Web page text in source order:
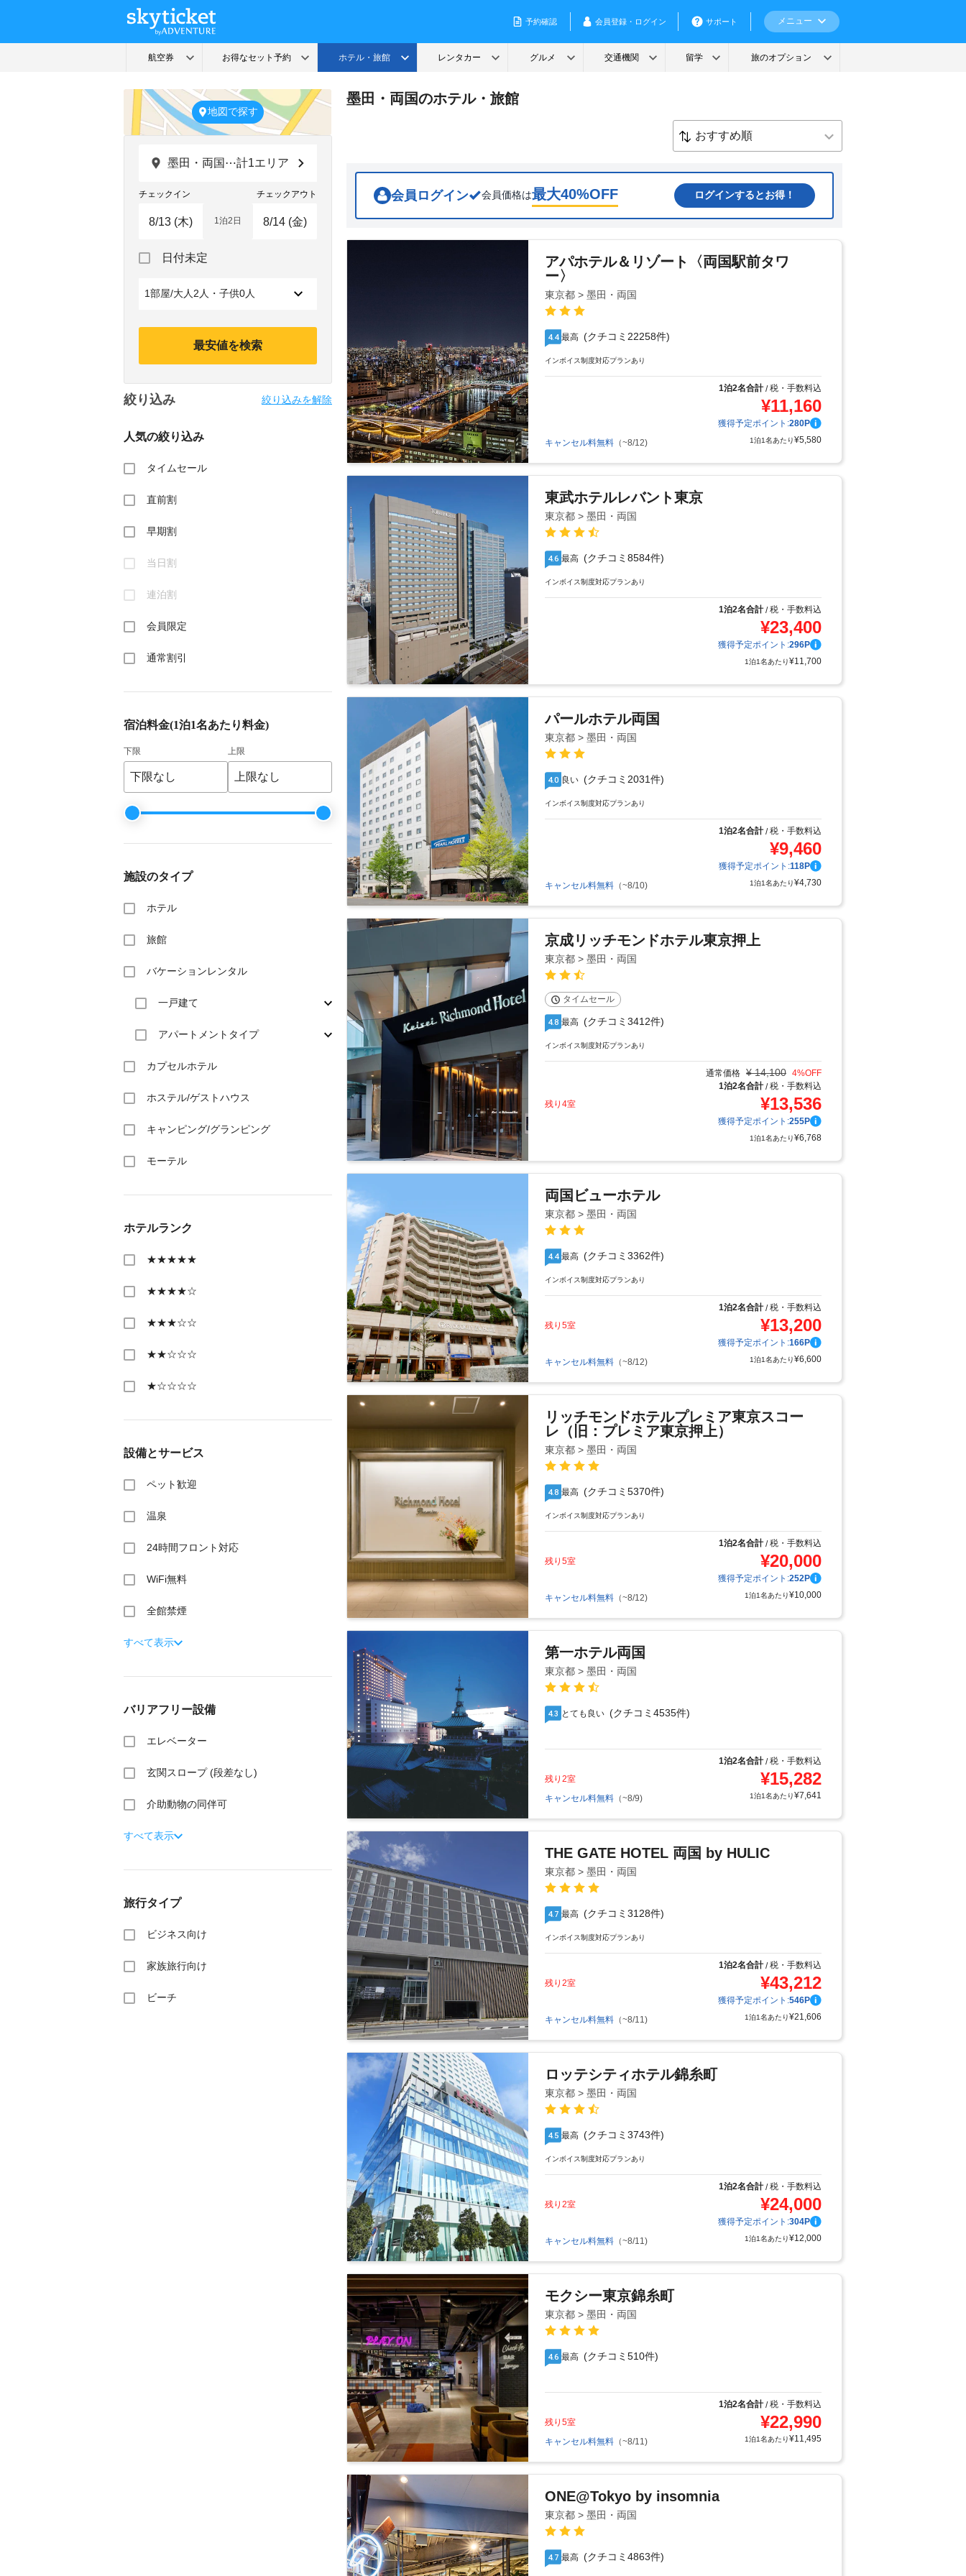
地図で探す
墨田・両国⋯計1エリア
チェックイン チェックアウト
forward
with
a
Press
the
key
get
shortcuts
changing
1泊2日
with
select
Press
the
日付未定
1部屋/大人2人・子供0人
最安値を検索
絞り込み 絞り込みを解除
人気の絞り込み
タイムセール
直前割
早期割
当日割
連泊割
会員限定
通常割引
宿泊料金(1泊1名あたり料金)
下限 上限
施設のタイプ
ホテル
旅館
バケーションレンタル
一戸建て
アパートメントタイプ
カプセルホテル
ホステル/ゲストハウス
キャンピング/グランピング
モーテル
ホテルランク
★★★★★
★★★★☆
★★★☆☆
★★☆☆☆
★☆☆☆☆
設備とサービス
ペット歓迎
温泉
24時間フロント対応
WiFi無料
全館禁煙
すべて表示
バリアフリー設備
エレベーター
玄関スロープ (段差なし)
介助動物の同伴可
すべて表示
旅行タイプ
ビジネス向け
家族旅行向け
ビーチ
墨田・両国のホテル・旅館
会員ログイン 会員価格は最大40%OFF ログインするとお得！
アパホテル＆リゾート〈両国駅前タワ
ー〉
東京都 > 墨田・両国
4.4 最高 (クチコミ22258件)
インボイス制度対応プランあり
1泊2名合計/税・手数料込
¥11,160
獲得予定ポイント:280P
キャンセル料無料 （~8/12) 1泊1名あたり¥5,580
東武ホテルレバント東京
東京都 > 墨田・両国
4.6 最高 (クチコミ8584件)
インボイス制度対応プランあり
1泊2名合計/税・手数料込
¥23,400
獲得予定ポイント:296P
1泊1名あたり¥11,700
パールホテル両国
東京都 > 墨田・両国
4.0 良い (クチコミ2031件)
インボイス制度対応プランあり
1泊2名合計/税・手数料込
¥9,460
獲得予定ポイント:118P
キャンセル料無料 （~8/10) 1泊1名あたり¥4,730
京成リッチモンドホテル東京押上
東京都 > 墨田・両国
タイムセール
4.8 最高 (クチコミ3412件)
インボイス制度対応プランあり
通常価格 ¥ 14,100 4%OFF
1泊2名合計/税・手数料込
残り4室
¥13,536
獲得予定ポイント:255P
1泊1名あたり¥6,768
両国ビューホテル
東京都 > 墨田・両国
4.4 最高 (クチコミ3362件)
インボイス制度対応プランあり
1泊2名合計/税・手数料込
残り5室
¥13,200
獲得予定ポイント:166P
キャンセル料無料 （~8/12) 1泊1名あたり¥6,600
リッチモンドホテルプレミア東京スコー
レ（旧：プレミア東京押上）
東京都 > 墨田・両国
4.8 最高 (クチコミ5370件)
インボイス制度対応プランあり
1泊2名合計/税・手数料込
残り5室
¥20,000
獲得予定ポイント:252P
キャンセル料無料 （~8/12) 1泊1名あたり¥10,000
第一ホテル両国
東京都 > 墨田・両国
4.3 とても良い (クチコミ4535件)
1泊2名合計/税・手数料込
残り2室
¥15,282
キャンセル料無料 （~8/9) 1泊1名あたり¥7,641
THE GATE HOTEL 両国 by HULIC
東京都 > 墨田・両国
4.7 最高 (クチコミ3128件)
インボイス制度対応プランあり
1泊2名合計/税・手数料込
残り2室
¥43,212
獲得予定ポイント:546P
キャンセル料無料 （~8/11) 1泊1名あたり¥21,606
ロッテシティホテル錦糸町
東京都 > 墨田・両国
4.5 最高 (クチコミ3743件)
インボイス制度対応プランあり
1泊2名合計/税・手数料込
残り2室
¥24,000
獲得予定ポイント:304P
キャンセル料無料 （~8/11) 1泊1名あたり¥12,000
モクシー東京錦糸町
東京都 > 墨田・両国
4.6 最高 (クチコミ510件)
1泊2名合計/税・手数料込
残り5室
¥22,990
キャンセル料無料 （~8/11) 1泊1名あたり¥11,495
ONE@Tokyo by insomnia
東京都 > 墨田・両国
4.7 最高 (クチコミ4863件)